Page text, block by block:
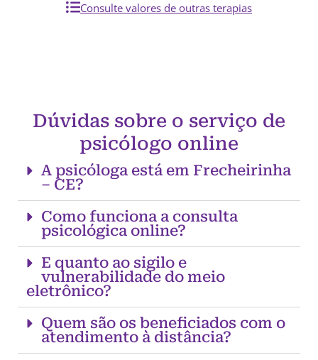
Consulte valores de outras terapias
Dúvidas sobre o serviço de
psicólogo online
A psicóloga está em Frecheirinha
– CE?
Como funciona a consulta
psicológica online?
E quanto ao sigilo e
vulnerabilidade do meio
eletrônico?
Quem são os beneficiados com o
atendimento à distância?